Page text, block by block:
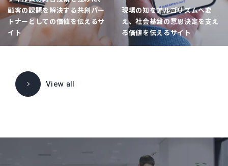
顧客の課題を解決する共創パー
トナーとしての価値を伝えるサ
イト
現場の知をアルゴリズムへ変
え、社会基盤の意思決定を支え
る価値を伝えるサイト
View all